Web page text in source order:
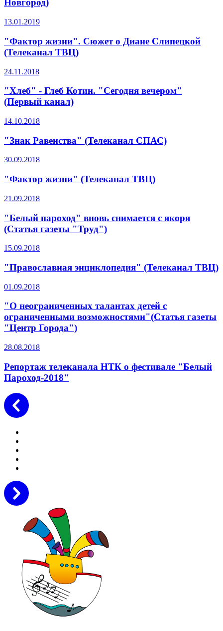
Новгород)
13.01.2019
"Фактор жизни". Сюжет о Диане Слипецкой
(Телеканал ТВЦ)
24.11.2018
"Хлеб" - Глеб Котин. "Сегодня вечером"
(Первый канал)
14.10.2018
"Знак Равенства" (Телеканал СПАС)
30.09.2018
"Фактор жизни" (Телеканал ТВЦ)
21.09.2018
"Белый пароход" вновь снимается с якоря
(Статья газеты "Труд")
15.09.2018
"Православная энциклопедия" (Телеканал ТВЦ)
01.09.2018
"О неограниченных талантах детей с
ограниченными возможностями"(Статья газеты
"Центр Города")
28.08.2018
Репортаж телеканала НТК о фестивале "Белый
Пароход-2018"